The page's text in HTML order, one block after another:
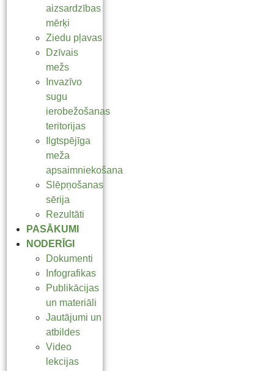
aizsardzības
mērķi
Ziedu pļavas
Dzīvais
mežs
Invazīvo
sugu
ierobežošanas
teritorijas
Ilgtspējīga
meža
apsaimniekošana
Slēpņošanas
sērija
Rezultāti
PASĀKUMI
NODERĪGI
Dokumenti
Infografikas
Publikācijas
un materiāli
Jautājumi un
atbildes
Video
lekcijas